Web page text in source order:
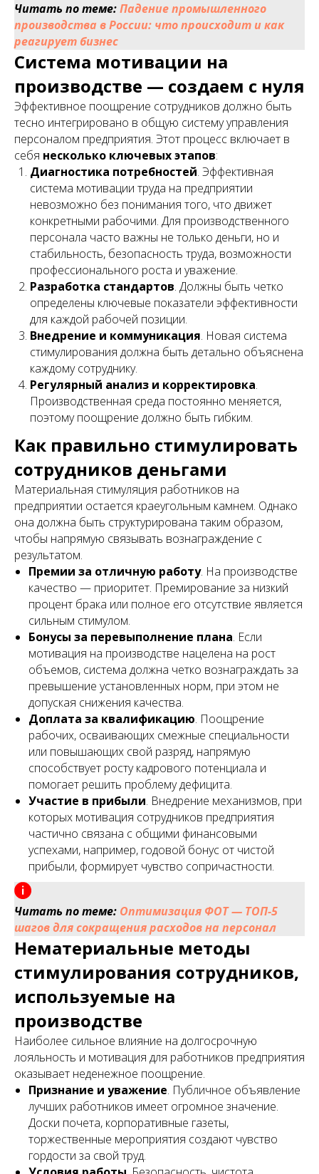
Читать по теме:Падение промышленного
производства в России: что происходит и как
реагирует бизнес
Система мотивации на
производстве — создаем с нуля
Эффективное поощрение сотрудников должно быть
тесно интегрировано в общую систему управления
персоналом предприятия. Этот процесс включает в
себя несколько ключевых этапов:
Диагностика потребностей. Эффективная
система мотивации труда на предприятии
невозможно без понимания того, что движет
конкретными рабочими. Для производственного
персонала часто важны не только деньги, но и
стабильность, безопасность труда, возможности
профессионального роста и уважение.
Разработка стандартов. Должны быть четко
определены ключевые показатели эффективности
для каждой рабочей позиции.
Внедрение и коммуникация. Новая система
стимулирования должна быть детально объяснена
каждому сотруднику.
Регулярный анализ и корректировка.
Производственная среда постоянно меняется,
поэтому поощрение должно быть гибким.
Как правильно стимулировать
сотрудников деньгами
Материальная стимуляция работников на
предприятии остается краеугольным камнем. Однако
она должна быть структурирована таким образом,
чтобы напрямую связывать вознаграждение с
результатом.
Премии за отличную работу. На производстве
качество — приоритет. Премирование за низкий
процент брака или полное его отсутствие является
сильным стимулом.
Бонусы за перевыполнение плана. Если
мотивация на производстве нацелена на рост
объемов, система должна четко вознаграждать за
превышение установленных норм, при этом не
допуская снижения качества.
Доплата за квалификацию. Поощрение
рабочих, осваивающих смежные специальности
или повышающих свой разряд, напрямую
способствует росту кадрового потенциала и
помогает решить проблему дефицита.
Участие в прибыли. Внедрение механизмов, при
которых мотивация сотрудников предприятия
частично связана с общими финансовыми
успехами, например, годовой бонус от чистой
прибыли, формирует чувство сопричастности.
Читать по теме: Оптимизация ФОТ — ТОП-5
шагов для сокращения расходов на персонал
Нематериальные методы
стимулирования сотрудников,
используемые на
производстве
Наиболее сильное влияние на долгосрочную
лояльность и мотивация для работников предприятия
оказывает неденежное поощрение.
Признание и уважение. Публичное объявление
лучших работников имеет огромное значение.
Доски почета, корпоративные газеты,
торжественные мероприятия создают чувство
гордости за свой труд.